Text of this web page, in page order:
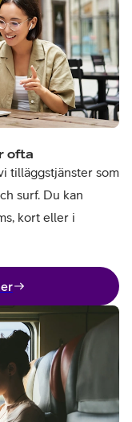
ofta
tilläggstjänster som
surf. Du kan
kort eller i